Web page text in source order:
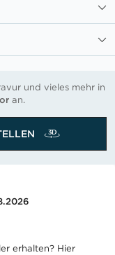
und vieles mehr in
an.
erhalten? Hier